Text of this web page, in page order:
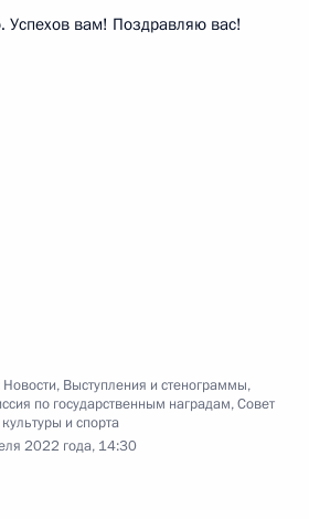
Успехов вам! Поздравляю вас!
Новости, Выступления и стенограммы,
по государственным наградам,Совет
и спорта
2022 года, 14:30